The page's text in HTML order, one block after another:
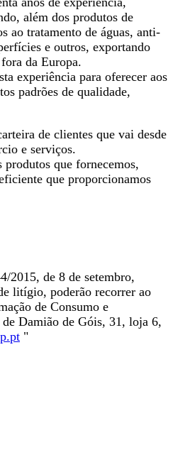
além dos produtos de
ao tratamento de águas, anti-
e outros, exportando
da Europa.
experiência para oferecer aos
padrões de qualidade,
de clientes que vai desde
e serviços.
produtos que fornecemos,
que proporcionamos
2015, de 8 de setembro,
litígio, poderão recorrer ao
de Consumo e
Damião de Góis, 31, loja 6,
"